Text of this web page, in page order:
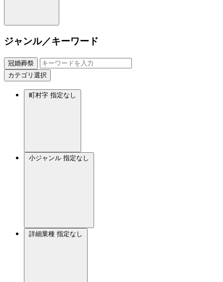
ジャンル／キーワード
冠婚葬祭
カテゴリ選択
町村字 指定なし
小ジャンル 指定なし
詳細業種 指定なし